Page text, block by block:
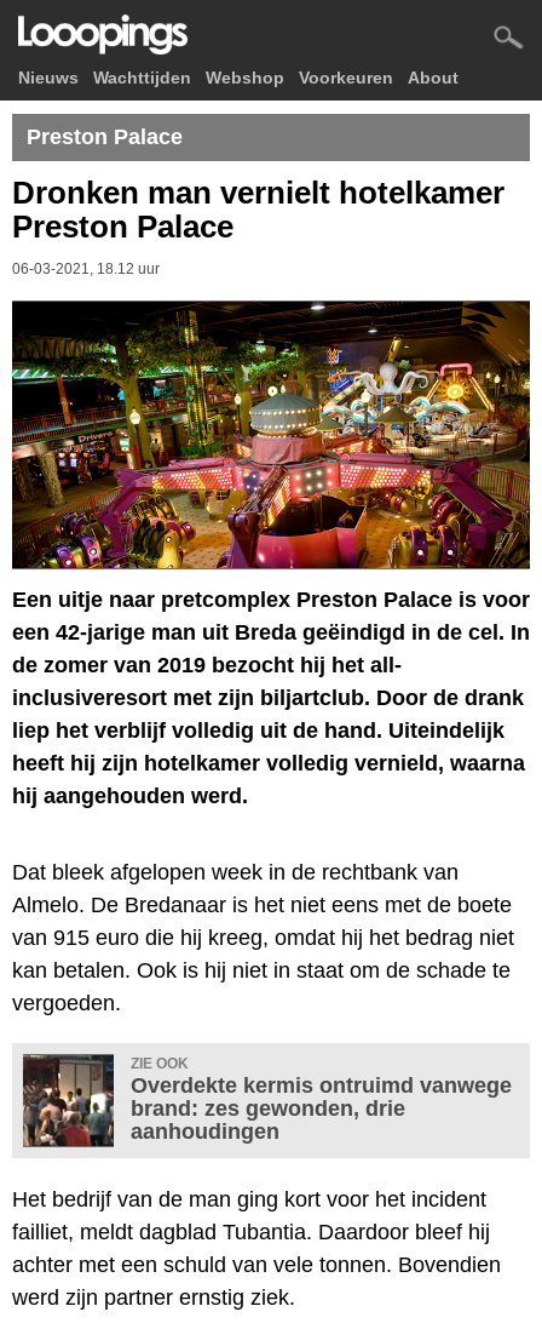
Nieuws Wachttijden Webshop Voorkeuren About
Preston Palace
Dronken man vernielt hotelkamer
Preston Palace
06-03-2021, 18.12 uur
Een uitje naar pretcomplex Preston Palace is voor
een 42-jarige man uit Breda geëindigd in de cel. In
de zomer van 2019 bezocht hij het all-
inclusiveresort met zijn biljartclub. Door de drank
liep het verblijf volledig uit de hand. Uiteindelijk
heeft hij zijn hotelkamer volledig vernield, waarna
hij aangehouden werd.
Dat bleek afgelopen week in de rechtbank van
Almelo. De Bredanaar is het niet eens met de boete
van 915 euro die hij kreeg, omdat hij het bedrag niet
kan betalen. Ook is hij niet in staat om de schade te
vergoeden.
ZIE OOK
Overdekte kermis ontruimd vanwege
brand: zes gewonden, drie
aanhoudingen
Het bedrijf van de man ging kort voor het incident
failliet, meldt dagblad Tubantia. Daardoor bleef hij
achter met een schuld van vele tonnen. Bovendien
werd zijn partner ernstig ziek.